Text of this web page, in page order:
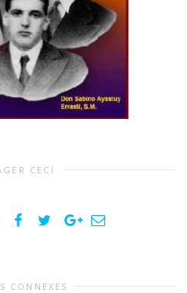
CECI
CONNEXES